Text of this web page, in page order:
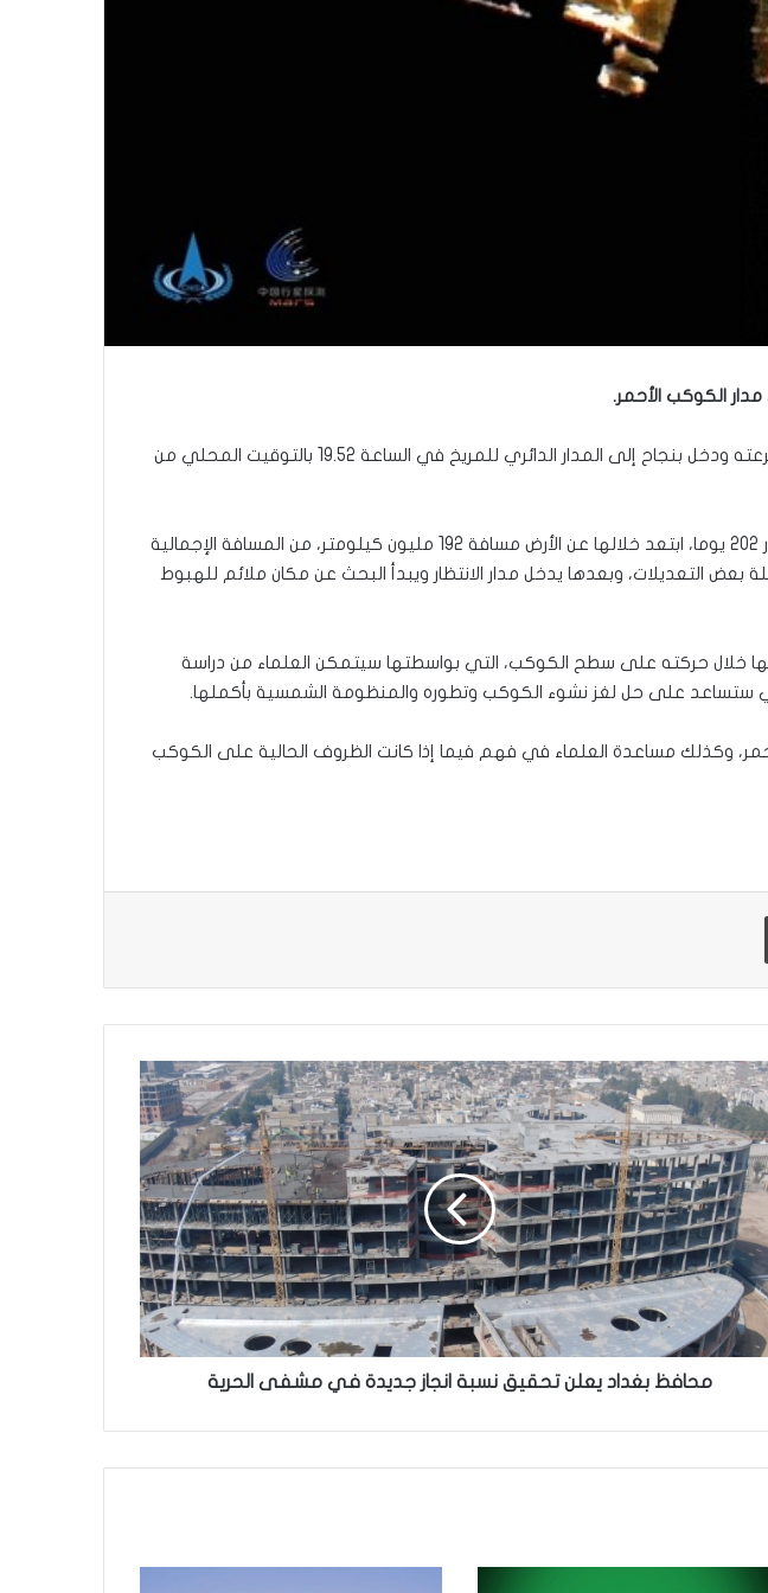
وتشير المؤسسة في بيانها، إلى أن “أول مسبار صيني Tianwen 1 ، لاستكشاف المريخ، كبح سرعته ودخل بنجاح إلى المدار الدائري للمريخ في الساعة 19.52 بالتوقيت المحلي من
ويذكر أن الصين أطلقت المسبار Tianwen 1 في 23 يوليو عام 2020 . وقد استمر تحليق المسبار 202 يوما، ابتعد خلالها عن الأرض مسافة 192 مليون كيلومتر، من المسافة الإجمالية
في الأيام المقبلة بعض التعديلات، وبعدها يدخل مدار الانتظار ويبدأ البحث عن مكان ملائم للهبوط
خلال حركته على سطح الكوكب، التي بواسطتها سيتمكن العلماء من دراسة
ستساعد على حل لغز نشوء الكوكب وتطوره والمنظومة الشمسية بأكملها.
وكذلك مساعدة العلماء في فهم فيما إذا كانت الظروف الحالية على الكوكب
طباعة
محافظ بغداد يعلن تحقيق نسبة انجاز جديدة في مشفى الحرية